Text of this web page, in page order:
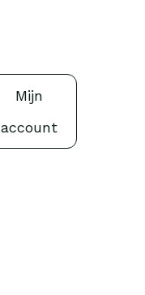
Mijn
account